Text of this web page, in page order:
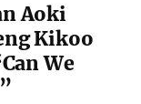
Aoki
Kikoo
We